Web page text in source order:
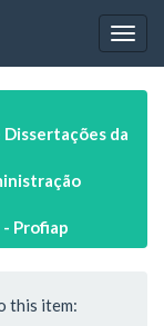
da
Profiap
this item: